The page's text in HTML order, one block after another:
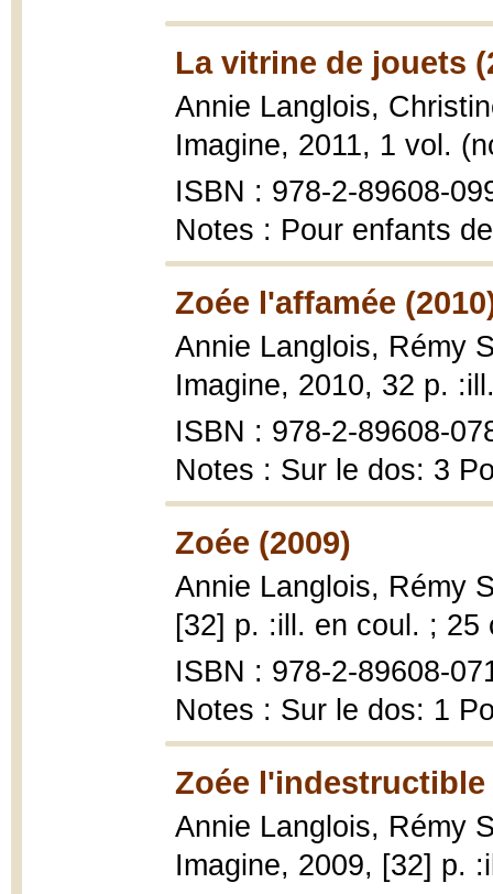
La vitrine de jouets
Annie Langlois,
Imagine, 2011, 1 vol.
ISBN : 978-2-89608-
Notes : Pour enfants
Zoée l'affamée
Annie Langlois, Rémy
Imagine, 2010, 32 p.
ISBN : 978-2-89608-
Notes : Sur le dos: 3
Zoée (2009)
Annie Langlois, Rémy
[32] p. :ill. en coul. ; 25
ISBN : 978-2-89608-
Notes : Sur le dos: 1
Zoée l'indestructible
Annie Langlois, Rémy
Imagine, 2009, [32] p.